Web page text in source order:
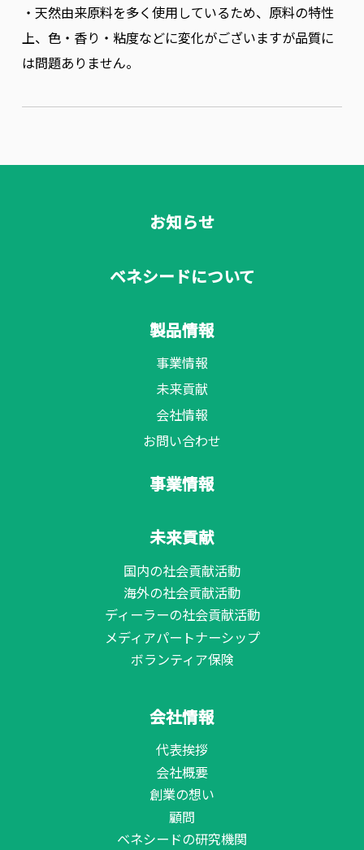
・天然由来原料を多く使用しているため、原料の特性
上、色・香り・粘度などに変化がございますが品質に
は問題ありません。
お知らせ
ベネシードについて
製品情報
事業情報
未来貢献
会社情報
お問い合わせ
事業情報
未来貢献
国内の社会貢献活動
海外の社会貢献活動
ディーラーの社会貢献活動
メディアパートナーシップ
ボランティア保険
会社情報
代表挨拶
会社概要
創業の想い
顧問
ベネシードの研究機関